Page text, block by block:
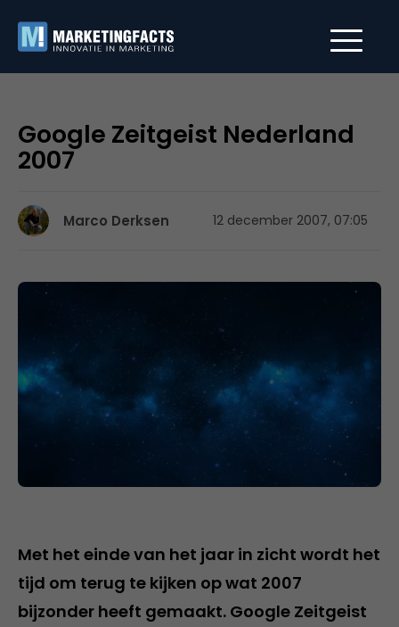
Google Zeitgeist Nederland
2007
Marco Derksen 12 december 2007, 07:05
Met het einde van het jaar in zicht wordt het
tijd om terug te kijken op wat 2007
bijzonder heeft gemaakt. Google Zeitgeist